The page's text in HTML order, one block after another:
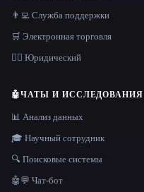
👨‍💻 Служба поддержки
🛒 Электронная торговля
👩‍⚖️ Юридический
🤖ЧАТЫ И ИССЛЕДОВАНИЯ
📊 Анализ данных
🎓 Научный сотрудник
🔍 Поисковые системы
🤖💬 Чат-бот